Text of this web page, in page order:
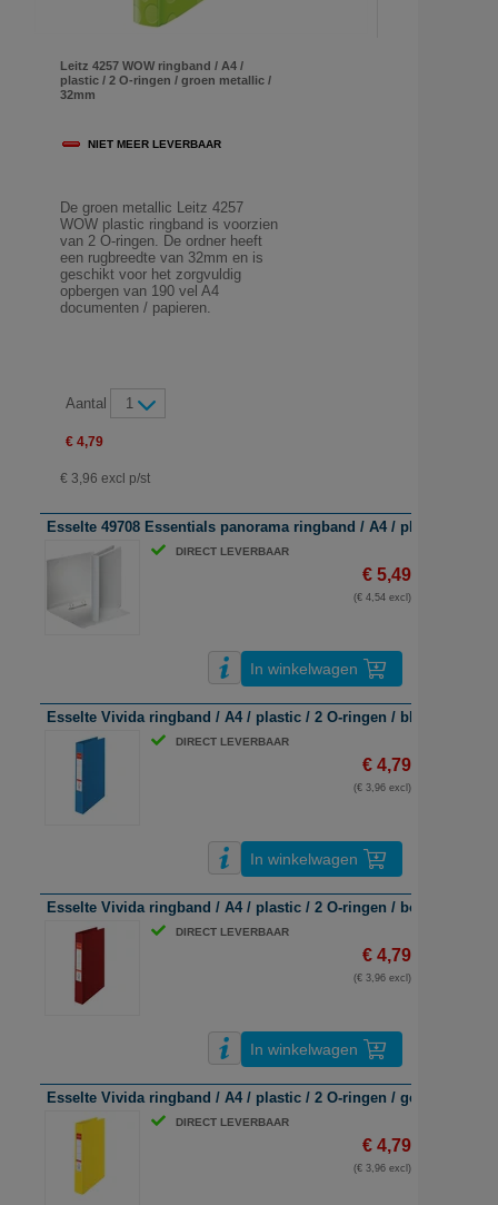
Leitz 4257 WOW ringband / A4 /
plastic / 2 O-ringen / groen metallic /
32mm
NIET MEER LEVERBAAR
De groen metallic Leitz 4257
WOW plastic ringband is voorzien
van 2 O-ringen. De ordner heeft
een rugbreedte van 32mm en is
geschikt voor het zorgvuldig
opbergen van 190 vel A4
documenten / papieren.
Aantal 1
€ 4,79
€ 3,96 excl p/st
Esselte 49708 Essentials panorama ringband / A4 / plastic / 2-
DIRECT LEVERBAAR
€ 5,49
(€ 4,54 excl)
In winkelwagen
Esselte Vivida ringband / A4 / plastic / 2 O-ringen / blauw / 42mm
DIRECT LEVERBAAR
€ 4,79
(€ 3,96 excl)
In winkelwagen
Esselte Vivida ringband / A4 / plastic / 2 O-ringen / bordeaux /
DIRECT LEVERBAAR
€ 4,79
(€ 3,96 excl)
In winkelwagen
Esselte Vivida ringband / A4 / plastic / 2 O-ringen / geel / 42mm
DIRECT LEVERBAAR
€ 4,79
(€ 3,96 excl)